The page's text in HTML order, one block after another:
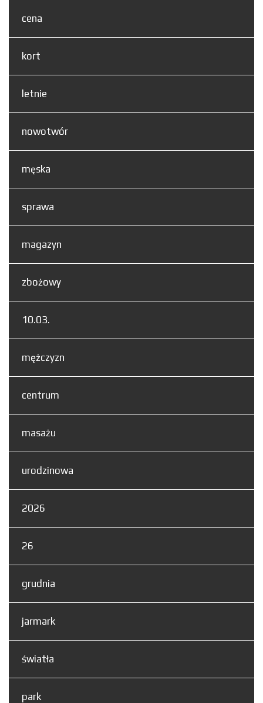
cena
kort
letnie
nowotwór
męska
sprawa
magazyn
zbożowy
10.03.
mężczyzn
centrum
masażu
urodzinowa
2026
26
grudnia
jarmark
światła
park